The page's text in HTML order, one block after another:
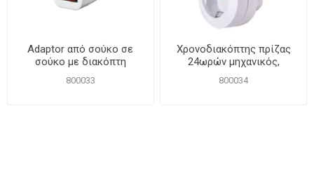
Adaptor από σούκο σε
σούκο με διακόπτη
800033
Χρονοδιακόπτης πρίζας
24ωρών μηχανικός,
800034